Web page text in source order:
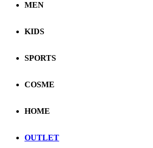
MEN
KIDS
SPORTS
COSME
HOME
OUTLET